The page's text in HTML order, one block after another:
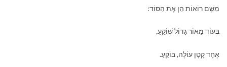
מִשָּׁם רוֹאוֹת הֵן אֶת הַסּוֹד:
בְּעוֹד מָאוֹר גָּדוֹל שׁוֹקֵעַ,
אֶחָד קָטָן עוֹלֶה, בּוֹקֵעַ.